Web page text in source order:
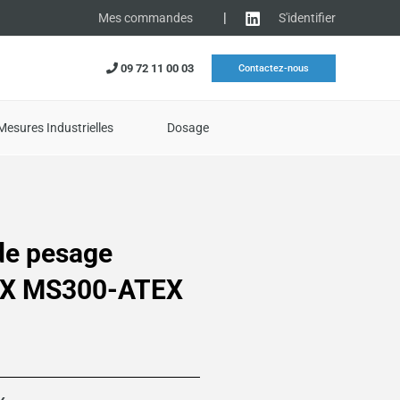
Mes commandes | S'identifier
09 72 11 00 03 Contactez-nous
Industrielles Dosage
pesage
MS300-ATEX